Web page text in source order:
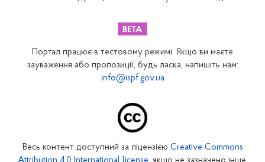
Закарпатське відділення
Запорізьке відділення
Кіровоградське відділення
Портал працює в тестовому режимі. Якщо ви маєте
зауваження або пропозиції, будь ласка, напишіть нам:
info@ispf.gov.ua
Весь контент доступний за ліцензією Creative Commons